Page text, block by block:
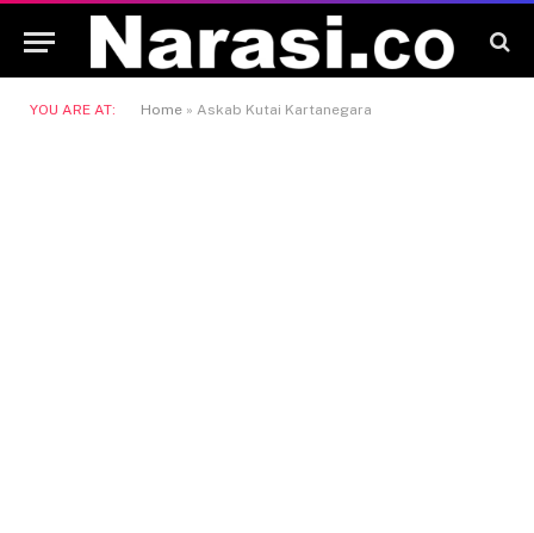
YOU ARE AT: Home » Askab Kutai Kartanegara